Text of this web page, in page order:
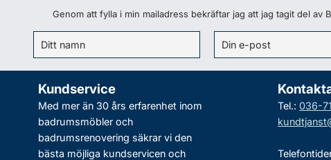
Genom att fylla i min mailadress bekräftar jag att jag tagit del av
Kundservice
Med mer än 30 års erfarenhet inom
badrumsmöbler och
badrumsrenovering säkrar vi den
bästa möjliga kundservicen och
Tel.: 036-